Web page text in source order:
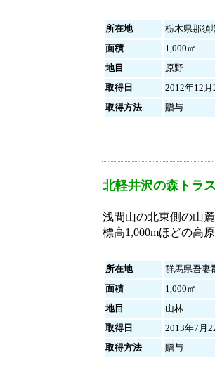
所在地
栃木県那須
面積
1,000㎡
地目
原野
取得日
2012年12月
取得方法
贈与
北軽井沢の森トラ
浅間山の北東側の山
標高1,000mほどの高
所在地
群馬県吾妻
面積
1,000㎡
地目
山林
取得日
2013年7月
取得方法
贈与